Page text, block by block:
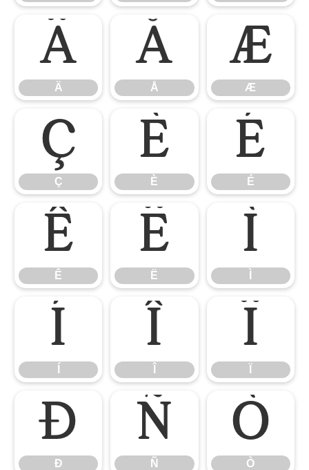
Ä
Ä
Å
Å
Æ
Æ
Ç
Ç
È
È
É
É
Ê
Ê
Ë
Ë
Ì
Í Î Ï
Ð
Ð
Ñ
Ñ
Ò
Ò